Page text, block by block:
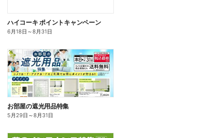
ハイコーキ ポイントキャンペーン
6月18日 ～8月31日
お部屋の遮光用品特集
5月29日 ～8月31日